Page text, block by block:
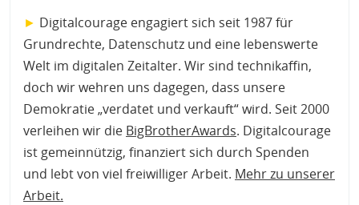
► Digitalcourage engagiert sich seit 1987 für
Grundrechte, Datenschutz und eine lebenswerte
Welt im digitalen Zeitalter. Wir sind technikaffin,
doch wir wehren uns dagegen, dass unsere
Demokratie „verdatet und verkauft“ wird. Seit 2000
verleihen wir die BigBrotherAwards. Digitalcourage
ist gemeinnützig, finanziert sich durch Spenden
und lebt von viel freiwilliger Arbeit. Mehr zu unserer
Arbeit.